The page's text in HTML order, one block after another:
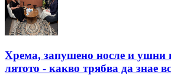
Хрема, запушено носле и ушни
лятотo - какво трябва да знае